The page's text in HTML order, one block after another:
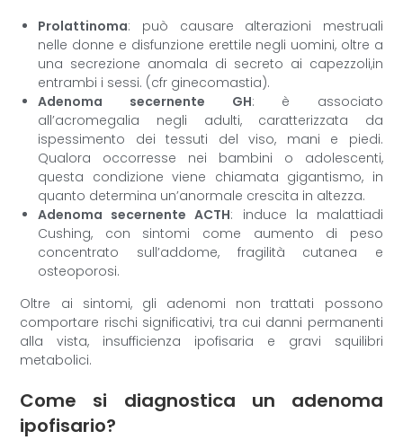
Prolattinoma: può causare alterazioni mestruali
nelle donne e disfunzione erettile negli uomini, oltre a
una secrezione anomala di secreto ai capezzoli,in
entrambi i sessi. (cfr ginecomastia).
Adenoma secernente GH: è associato
all’acromegalia negli adulti, caratterizzata da
ispessimento dei tessuti del viso, mani e piedi.
Qualora occorresse nei bambini o adolescenti,
questa condizione viene chiamata gigantismo, in
quanto determina un’anormale crescita in altezza.
Adenoma secernente ACTH: induce la malattiadi
Cushing, con sintomi come aumento di peso
concentrato sull’addome, fragilità cutanea e
osteoporosi.
Oltre ai sintomi, gli adenomi non trattati possono
comportare rischi significativi, tra cui danni permanenti
alla vista, insufficienza ipofisaria e gravi squilibri
metabolici.
Come si diagnostica un adenoma
ipofisario?